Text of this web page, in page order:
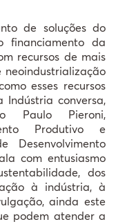
de soluções do
financiamento da
recursos de mais
esses recursos
conversa,
Paulo Pieroni,
Produtivo e
Desenvolvimento
com entusiasmo
dos
à indústria, à
ainda este
podem atender a